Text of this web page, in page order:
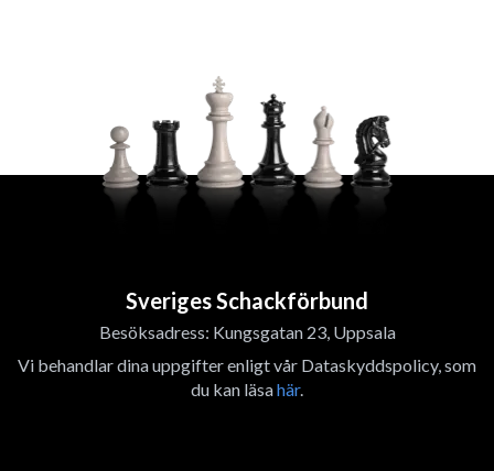
Sveriges Schackförbund
Besöksadress: Kungsgatan 23, Uppsala
Vi behandlar dina uppgifter enligt vår Dataskyddspolicy, som
du kan läsahär.